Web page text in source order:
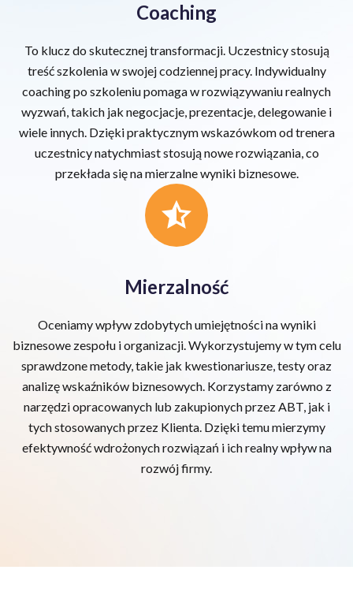
Coaching
To klucz do skutecznej transformacji. Uczestnicy stosują
treść szkolenia w swojej codziennej pracy. Indywidualny
coaching po szkoleniu pomaga w rozwiązywaniu realnych
wyzwań, takich jak negocjacje, prezentacje, delegowanie i
wiele innych. Dzięki praktycznym wskazówkom od trenera
uczestnicy natychmiast stosują nowe rozwiązania, co
przekłada się na mierzalne wyniki biznesowe.
Mierzalność
Oceniamy wpływ zdobytych umiejętności na wyniki
biznesowe zespołu i organizacji. Wykorzystujemy w tym celu
sprawdzone metody, takie jak kwestionariusze, testy oraz
analizę wskaźników biznesowych. Korzystamy zarówno z
narzędzi opracowanych lub zakupionych przez ABT, jak i
tych stosowanych przez Klienta. Dzięki temu mierzymy
efektywność wdrożonych rozwiązań i ich realny wpływ na
rozwój firmy.